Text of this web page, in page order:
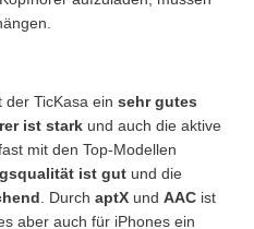
der TicKasa ein sehr gutes
ist stark und auch die aktive
mit den Top-Modellen
ist gut und die
. Durch aptX und AAC ist
aber auch für iPhones ein